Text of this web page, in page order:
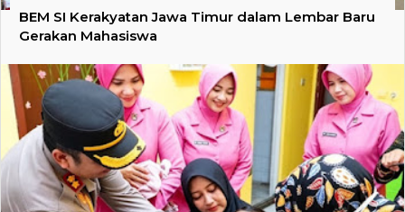
BEM SI Kerakyatan Jawa Timur dalam Lembar Baru
Gerakan Mahasiswa